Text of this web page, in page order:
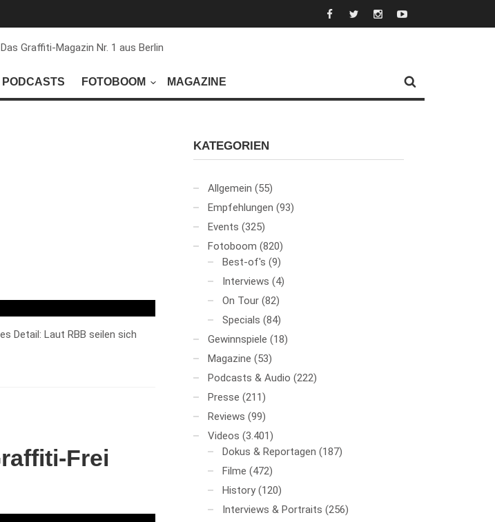
PODCASTS FOTOBOOM MAGAZINE
Detail: Laut RBB seilen sich
Frei
KATEGORIEN
Allgemein (55)
Empfehlungen (93)
Events (325)
Fotoboom (820)
Best-of's (9)
Interviews (4)
On Tour (82)
Specials (84)
Gewinnspiele (18)
Magazine (53)
Podcasts & Audio (222)
Presse (211)
Reviews (99)
Videos (3.401)
Dokus & Reportagen (187)
Filme (472)
History (120)
Interviews & Portraits (256)